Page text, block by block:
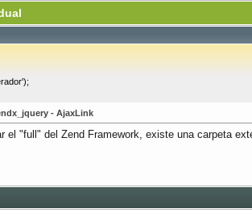
- AjaxLink
el "full" del Zend Framework, existe una carpeta